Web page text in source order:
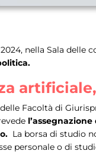
nella Sala delle
Facoltà di
La borsa di studio
personale o di